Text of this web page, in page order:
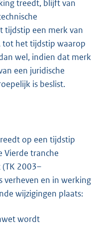
treedt, blijft van
tijdstip een merk van
tot het tijdstip waarop
wel, indien dat merk
een juridische
is beslist.
op een tijdstip
Vierde tranche
2003–
verheven en in werking
wijzigingen plaats:
wordt